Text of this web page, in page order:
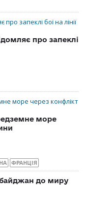
про запеклі
море
ФРАНЦІЯ
до миру